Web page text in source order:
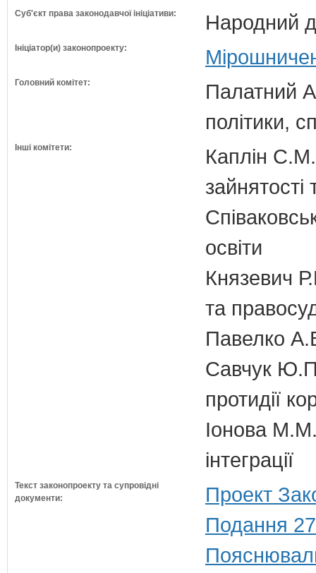
Суб'єкт права законодавчої ініціативи: Народний
Ініціатор(и) законопроекту:
Головний комітет:
Палатний
політики,
Інші комітети:
Каплін С.М.
зайнятості
освіти
Князевич
та
Павелко
Савчук Ю.П.
протидії
Іонова М.М.
інтеграції
Текст законопроекту та супровідні
документи:
Проект
Подання